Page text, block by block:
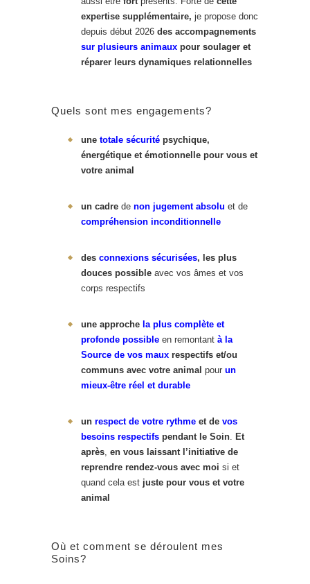
expertise supplémentaire, je propose donc
depuis début 2026 des accompagnements
sur plusieurs animaux pour soulager et
réparer leurs dynamiques relationnelles
Quels sont mes engagements?
une totale sécurité psychique,
énergétique et émotionnelle pour vous et
votre animal
un cadre de non jugement absolu et de
compréhension inconditionnelle
des connexions sécurisées, les plus
douces possible avec vos âmes et vos
corps respectifs
une approche la plus complète et
profonde possible en remontant à la
Source de vos maux respectifs et/ou
communs avec votre animal pour un
mieux-être réel et durable
un respect de votre rythme et de vos
besoins respectifs pendant le Soin. Et
après, en vous laissant l’initiative de
reprendre rendez-vous avec moi si et
quand cela est juste pour vous et votre
animal
Où et comment se déroulent mes
Soins?